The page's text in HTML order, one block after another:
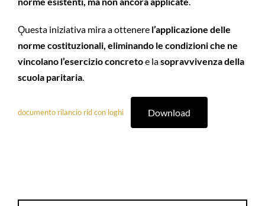
Ǫuesta iniziativa mira a ottenere l’applicazione delle
norme costituzionali, eliminando le condizioni che ne
vincolano l’esercizio concretoe lasopravvivenza della
scuola paritaria.
documento rilancio rid con loghi Download